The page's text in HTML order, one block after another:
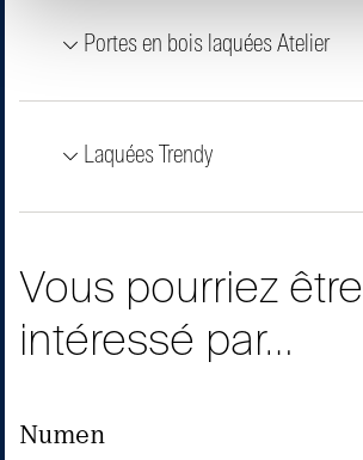
Portes en bois laquées Atelier
Laquées Trendy
Vous pourriez être
intéressé par…
Numen